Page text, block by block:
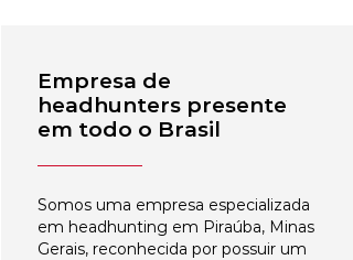
Empresa de
headhunters presente
em todo o Brasil
Somos uma empresa especializada
em headhunting em Piraúba, Minas
Gerais, reconhecida por possuir um